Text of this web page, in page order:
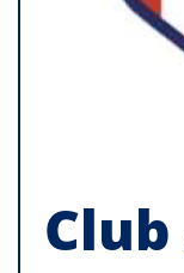
Club